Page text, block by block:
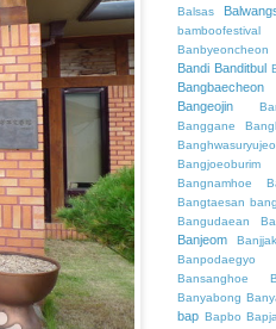
Balsas
bamboofestival
Banbyeoncheon
Bandi Banditbul
Bangbaecheon
Bangeojin
Banggane
Bangjoeoburim
Bangnamhoe
Bangtaesan
Bangudaean
Banjeom Banjjak
Banpodaegyo
Bansanghoe
Banyabong
bap Bapbo